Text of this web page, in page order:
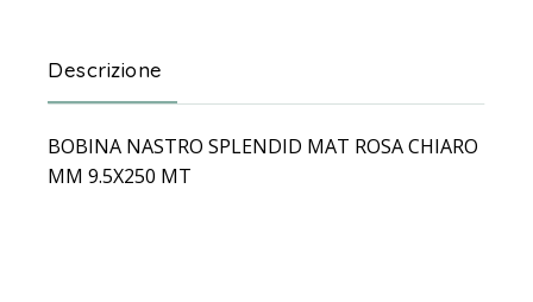
Descrizione
BOBINA NASTRO SPLENDID MAT ROSA CHIARO
MM 9.5X250 MT